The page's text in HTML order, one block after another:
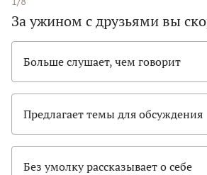
За ужином с друзьями вы
Больше слушает, чем говорит
Предлагает темы для обсуждения
Без умолку рассказывает о себе